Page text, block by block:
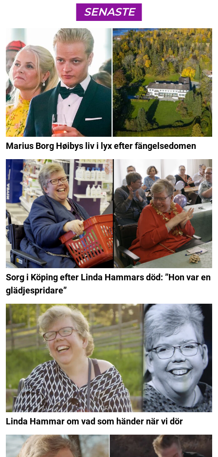
SENASTE
Marius Borg Høibys liv i lyx efter fängelsedomen
Sorg i Köping efter Linda Hammars död: ”Hon var en
glädjespridare”
Linda Hammar om vad som händer när vi dör